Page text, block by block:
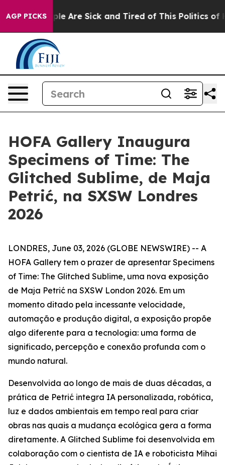
AGP PICKS
“People Are Sick and Tired of This Politics of
HOFA Gallery Inaugura
Specimens of Time: The
Glitched Sublime, de Maja
Petrić, na SXSW Londres
2026
LONDRES, June 03, 2026 (GLOBE NEWSWIRE) -- A
HOFA Gallery tem o prazer de apresentar Specimens
of Time: The Glitched Sublime, uma nova exposição
de Maja Petrić na SXSW London 2026. Em um
momento ditado pela incessante velocidade,
automação e produção digital, a exposição propõe
algo diferente para a tecnologia: uma forma de
significado, percepção e conexão profunda com o
mundo natural.
Desenvolvida ao longo de mais de duas décadas, a
prática de Petrić integra IA personalizada, robótica,
luz e dados ambientais em tempo real para criar
obras nas quais a mudança ecológica gera a forma
diretamente. A Glitched Sublime foi desenvolvida em
colaboração com o cientista de IA e roboticista Mihai